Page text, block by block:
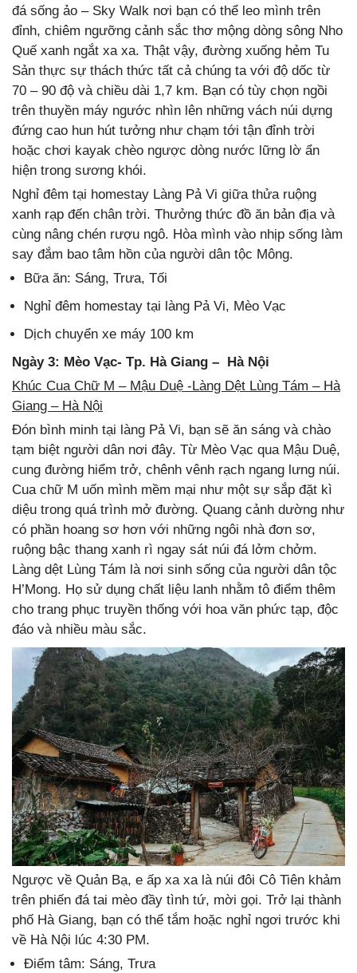
đá sống ảo – Sky Walk nơi bạn có thể leo mình trên
đỉnh, chiêm ngưỡng cảnh sắc thơ mộng dòng sông Nho
Quế xanh ngắt xa xa. Thật vậy, đường xuống hẻm Tu
Sản thực sự thách thức tất cả chúng ta với độ dốc từ
70 – 90 độ và chiều dài 1,7 km. Bạn có tùy chọn ngồi
trên thuyền máy ngước nhìn lên những vách núi dựng
đứng cao hun hút tưởng như chạm tới tận đỉnh trời
hoặc chơi kayak chèo ngược dòng nước lững lờ ẩn
hiện trong sương khói.
Nghỉ đêm tại homestay Làng Pả Vi giữa thửa ruộng
xanh rạp đến chân trời. Thưởng thức đồ ăn bản địa và
cùng nâng chén rượu ngô. Hòa mình vào nhịp sống làm
say đắm bao tâm hồn của người dân tộc Mông.
Bữa ăn: Sáng, Trưa, Tối
Nghỉ đêm homestay tại làng Pả Vi, Mèo Vạc
Dịch chuyển xe máy 100 km
Ngày 3: Mèo Vạc- Tp. Hà Giang – Hà Nội
Khúc Cua Chữ M – Mậu Duệ -Làng Dệt Lùng Tám – Hà
Giang – Hà Nội
Đón bình minh tại làng Pả Vi, bạn sẽ ăn sáng và chào
tạm biệt người dân nơi đây. Từ Mèo Vạc qua Mậu Duệ,
cung đường hiểm trở, chênh vênh rạch ngang lưng núi.
Cua chữ M uốn mình mềm mại như một sự sắp đặt kì
diệu trong quá trình mở đường. Quang cảnh dường như
có phần hoang sơ hơn với những ngôi nhà đơn sơ,
ruộng bậc thang xanh rì ngay sát núi đá lởm chởm.
Làng dệt Lùng Tám là nơi sinh sống của người dân tộc
H’Mong. Họ sử dụng chất liệu lanh nhằm tô điểm thêm
cho trang phục truyền thống với hoa văn phức tạp, độc
đáo và nhiều màu sắc.
Ngược về Quản Bạ, e ấp xa xa là núi đôi Cô Tiên khảm
trên phiến đá tai mèo đầy tình tứ, mời gọi. Trở lại thành
phố Hà Giang, bạn có thể tắm hoặc nghỉ ngơi trước khi
về Hà Nội lúc 4:30 PM.
Điểm tâm: Sáng, Trưa